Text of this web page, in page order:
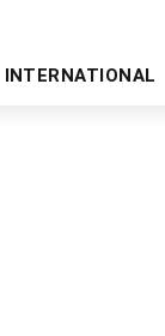
INTERNATIONAL